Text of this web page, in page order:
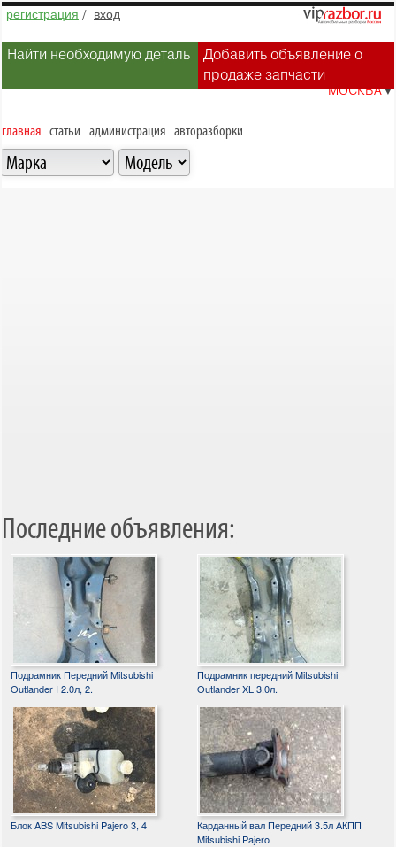
регистрация / вход
Найти необходимую деталь
Добавить объявление о
продаже запчасти
МОСКВА▼
главная статьи администрация авторазборки
Последние объявления:
Подрамник Передний Mitsubishi
Outlander I 2.0л, 2.
Подрамник передний Mitsubishi
Outlander XL 3.0л.
Блок ABS Mitsubishi Pajero 3, 4
Карданный вал Передний 3.5л АКПП
Mitsubishi Pajero